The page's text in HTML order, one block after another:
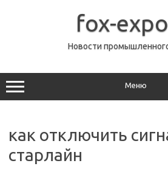
fox-
Новости
Меню
как отключить
старлайн